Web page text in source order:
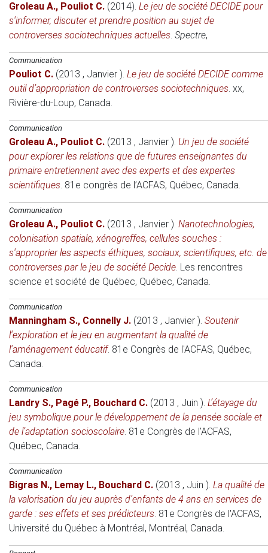
Groleau A., Pouliot C. (2014). Le jeu de société DECIDE pour
s'informer, discuter et prendre position au sujet de
controverses sociotechniques actuelles. Spectre,
Communication
Pouliot C. (2013 , Janvier ). Le jeu de société DECIDE comme
outil d’appropriation de controverses sociotechniques. xx,
Rivière-du-Loup, Canada.
Communication
Groleau A., Pouliot C. (2013 , Janvier ). Un jeu de société
pour explorer les relations que de futures enseignantes du
primaire entretiennent avec des experts et des expertes
scientifiques. 81e congrès de l’ACFAS, Québec, Canada.
Communication
Groleau A., Pouliot C. (2013 , Janvier ). Nanotechnologies,
colonisation spatiale, xénogreffes, cellules souches :
s'approprier les aspects éthiques, sociaux, scientifiques, etc. de
controverses par le jeu de société Decide. Les rencontres
science et société de Québec, Québec, Canada.
Communication
Manningham S., Connelly J. (2013 , Janvier ). Soutenir
l'exploration et le jeu en augmentant la qualité de
l'aménagement éducatif. 81e Congrès de l'ACFAS, Québec,
Canada.
Communication
Landry S., Pagé P., Bouchard C. (2013 , Juin ). L’étayage du
jeu symbolique pour le développement de la pensée sociale et
de l’adaptation socioscolaire. 81e Congrès de l'ACFAS,
Québec, Canada.
Communication
Bigras N., Lemay L., Bouchard C. (2013 , Juin ). La qualité de
la valorisation du jeu auprès d’enfants de 4 ans en services de
garde : ses effets et ses prédicteurs. 81e Congrès de l'ACFAS,
Université du Québec à Montréal, Montréal, Canada.